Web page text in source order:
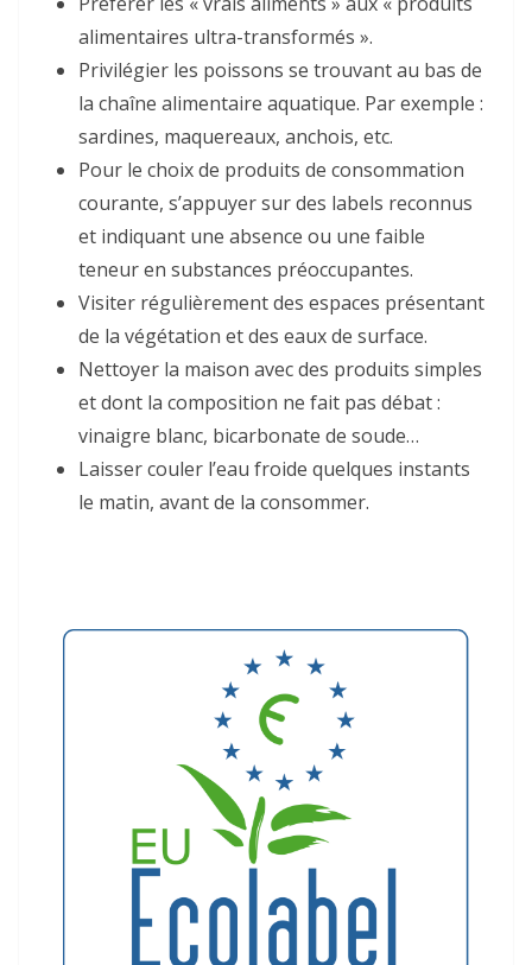
alimentaires ultra-transformés ».
Privilégier les poissons se trouvant au bas de
la chaîne alimentaire aquatique. Par exemple :
sardines, maquereaux, anchois, etc.
Pour le choix de produits de consommation
courante, s’appuyer sur des labels reconnus
et indiquant une absence ou une faible
teneur en substances préoccupantes.
Visiter régulièrement des espaces présentant
de la végétation et des eaux de surface.
Nettoyer la maison avec des produits simples
et dont la composition ne fait pas débat :
vinaigre blanc, bicarbonate de soude…
Laisser couler l’eau froide quelques instants
le matin, avant de la consommer.